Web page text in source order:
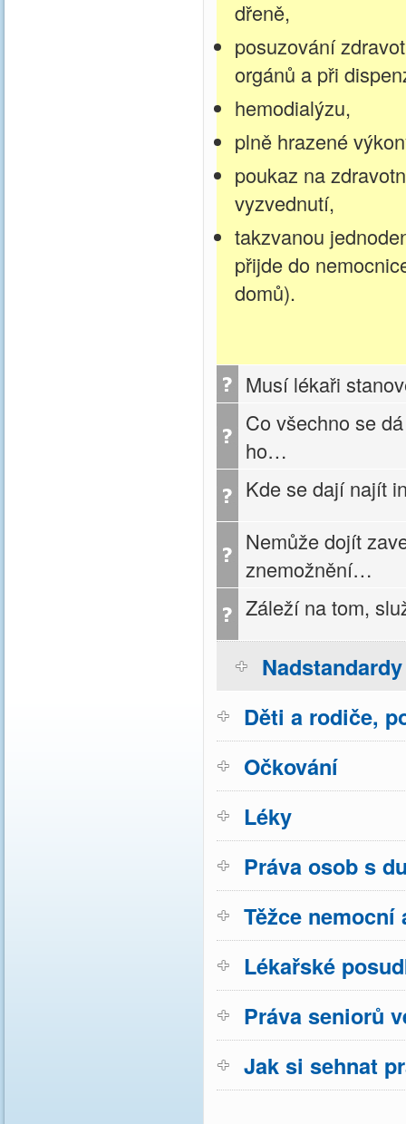
dřeně,
posuzování
orgánů a při
hemodialýzu,
plně hrazené
poukaz na
vyzvednutí,
takzvanou
přijde do
domů).
Musí lékaři
Co všechno se
ho…
Kde se dají najít
Nemůže dojít
znemožnění…
Záleží na tom,
Děti a rodiče,
Očkování
Léky
Práva osob s
Těžce
Lékařské
Práva seniorů
Jak si sehnat